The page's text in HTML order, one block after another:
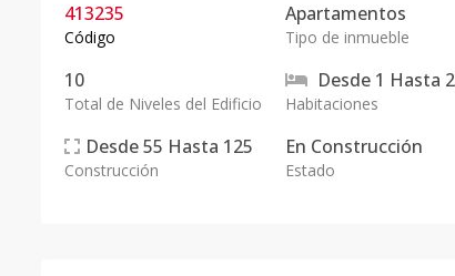
413235
Código
Apartamentos
Tipo de inmueble
10
Total de Niveles del Edificio
Desde 1 Hasta 2
Habitaciones
Desde55 Hasta 125
Construcción
En Construcción
Estado